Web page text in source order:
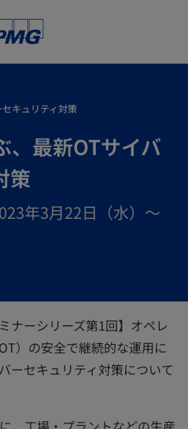
キュリティ対策
、最新OTサイバ
策
年3月22日（水）～
ナーシリーズ第1回】オペレ
）の安全で継続的な運用に
ーセキュリティ対策について